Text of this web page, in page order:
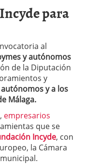
para
al
y autónomos
de la Diputación
y
y a los
Málaga.
empresarios
que se
Incyde, con
la Cámara